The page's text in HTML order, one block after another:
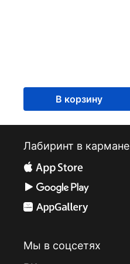
В корзину
Лабиринт в кармане
Мы в соцсетях